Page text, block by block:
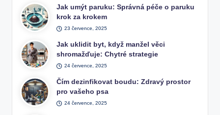
Jak umýt paruku: Správná péče o paruku
krok za krokem
23 července, 2025
Jak uklidit byt, když manžel věci
shromažďuje: Chytré strategie
24 července, 2025
Čím dezinfikovat boudu: Zdravý prostor
pro vašeho psa
24 července, 2025